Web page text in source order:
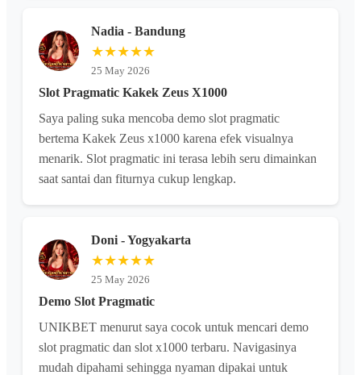
Nadia - Bandung
★★★★★
25 May 2026
Slot Pragmatic Kakek Zeus X1000
Saya paling suka mencoba demo slot pragmatic
bertema Kakek Zeus x1000 karena efek visualnya
menarik. Slot pragmatic ini terasa lebih seru dimainkan
saat santai dan fiturnya cukup lengkap.
Doni - Yogyakarta
★★★★★
25 May 2026
Demo Slot Pragmatic
UNIKBET menurut saya cocok untuk mencari demo
slot pragmatic dan slot x1000 terbaru. Navigasinya
mudah dipahami sehingga nyaman dipakai untuk